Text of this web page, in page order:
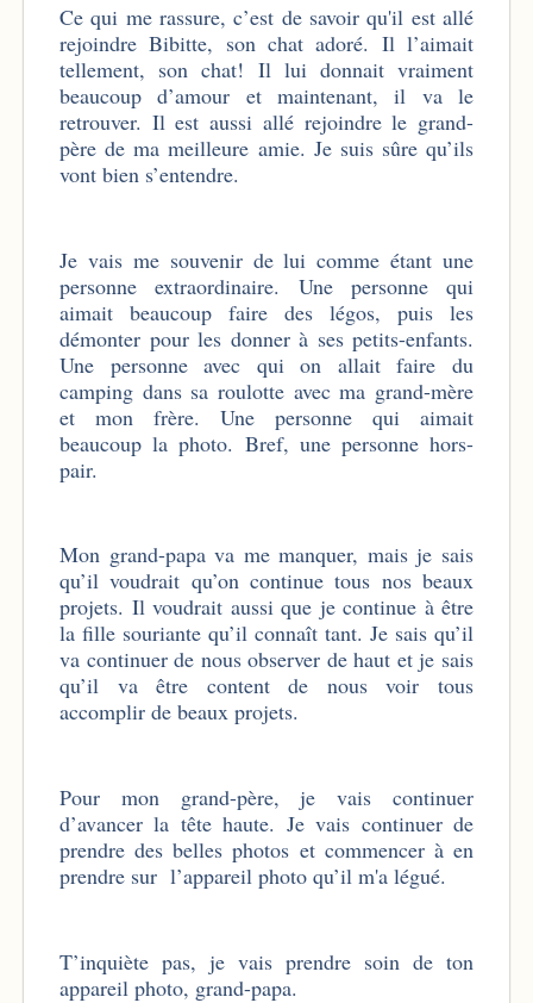
Ce qui me rassure, c’est de savoir qu'il est allé
rejoindre Bibitte, son chat adoré. Il l’aimait
tellement, son chat! Il lui donnait vraiment
beaucoup d’amour et maintenant, il va le
retrouver. Il est aussi allé rejoindre le grand-
père de ma meilleure amie. Je suis sûre qu’ils
vont bien s’entendre.
Je vais me souvenir de lui comme étant une
personne extraordinaire. Une personne qui
aimait beaucoup faire des légos, puis les
démonter pour les donner à ses petits-enfants.
Une personne avec qui on allait faire du
camping dans sa roulotte avec ma grand-mère
et mon frère. Une personne qui aimait
beaucoup la photo. Bref, une personne hors-
pair.
Mon grand-papa va me manquer, mais je sais
qu’il voudrait qu’on continue tous nos beaux
projets. Il voudrait aussi que je continue à être
la fille souriante qu’il connaît tant. Je sais qu’il
va continuer de nous observer de haut et je sais
qu’il va être content de nous voir tous
accomplir de beaux projets.
Pour mon grand-père, je vais continuer
d’avancer la tête haute. Je vais continuer de
prendre des belles photos et commencer à en
prendre sur l’appareil photo qu’il m'a légué.
T’inquiète pas, je vais prendre soin de ton
appareil photo, grand-papa.